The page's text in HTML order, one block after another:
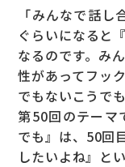
「みんなで話し
ぐらいになると
なるのです。み
性があってフッ
でもないこうで
第50回のテーマ
でも』は、50回
したいよね』と